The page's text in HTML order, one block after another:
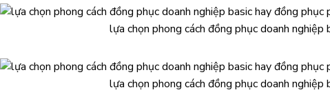
lựa chọn phong cách đồng phục doanh nghiệp
lựa chọn phong cách đồng phục doanh nghiệp